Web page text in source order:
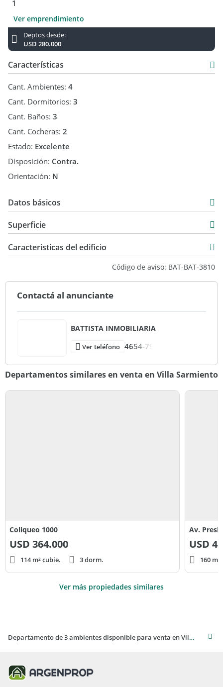
1
Ver emprendimiento
Deptos desde:
USD 280.000
Características
Cant. Ambientes: 4
Cant. Dormitorios: 3
Cant. Baños: 3
Cant. Cocheras: 2
Estado: Excelente
Disposición: Contra.
Orientación: N
Datos básicos
USD 439.000
Superficie
17 m2
Caracteristicas del edificio
Código de aviso: BAT-BAT-3810
Contactá al anunciante
BATTISTA INMOBILIARIA
Ver teléfono 4654-79
Departamentos similares en venta en Villa Sarmiento
Coliqueo 1000
USD 364.000
114 m² cubie. 3 dorm.
Av.
USD
160
Ver más propiedades similares
Departamento de 3 ambientes disponible para venta en Villa Sarmiento